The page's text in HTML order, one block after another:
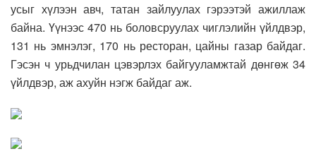
усыг хүлээн авч, татан зайлуулах гэрээтэй ажиллаж
байна. Үүнээс 470 нь боловсруулах чиглэлийн үйлдвэр,
131 нь эмнэлэг, 170 нь ресторан, цайны газар байдаг.
Гэсэн ч урьдчилан цэвэрлэх байгууламжтай дөнгөж 34
үйлдвэр, аж ахуйн нэгж байдаг аж.